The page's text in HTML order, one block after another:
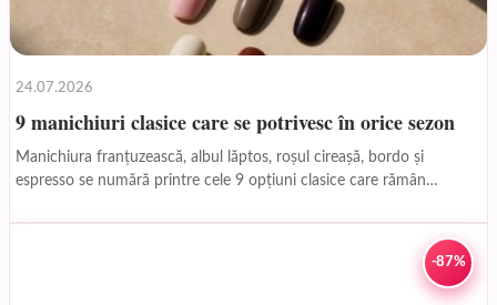
24.07.2026
9 manichiuri clasice care se potrivesc în orice sezon
Manichiura franțuzească, albul lăptos, roșul cireașă, bordo și
espresso se numără printre cele 9 opțiuni clasice care rămân
-87%